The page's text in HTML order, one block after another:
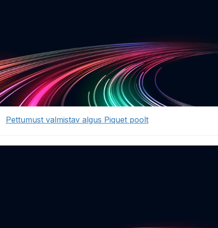
Pettumust valmistav algus Piquet poolt